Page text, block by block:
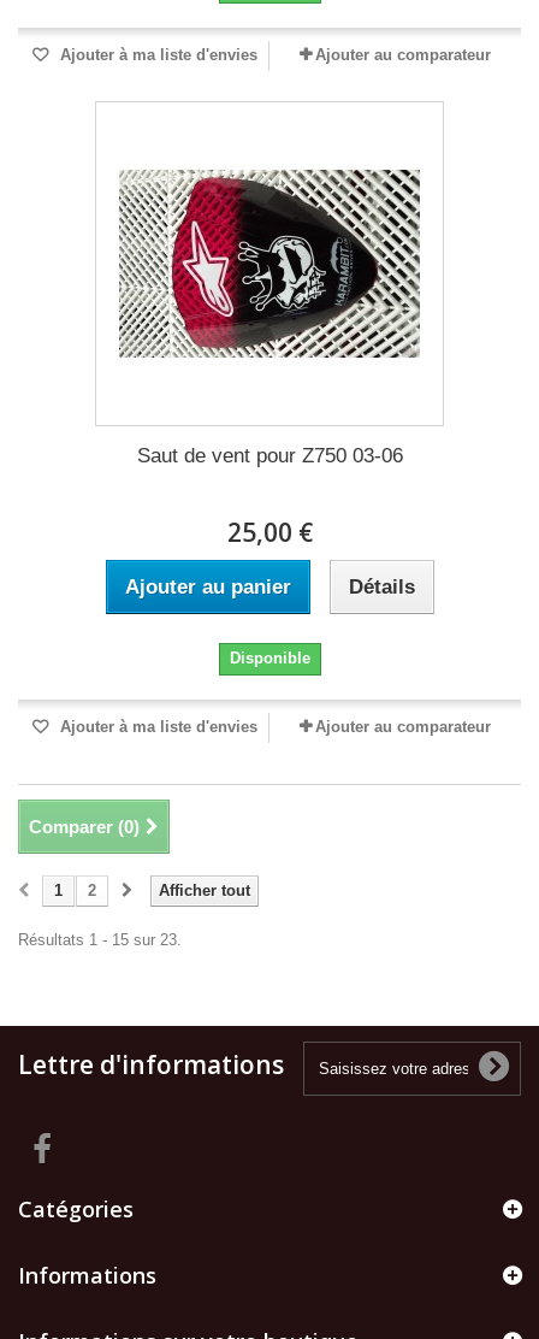
Ajouter à ma liste d'envies Ajouter au comparateur
Saut de vent pour Z750 03-06
25,00 €
Ajouter au panier Détails
Disponible
Ajouter à ma liste d'envies Ajouter au comparateur
Comparer (0)
Afficher tout
1 2
Résultats 1 - 15 sur 23.
Lettre d'informations
Catégories
Informations